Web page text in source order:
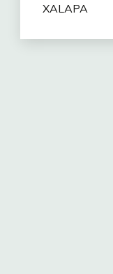
XALAPA